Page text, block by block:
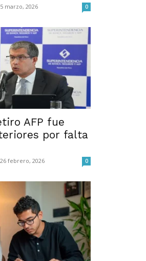
5 marzo, 2026 0
AFP fue
por falta
26 febrero, 2026 0